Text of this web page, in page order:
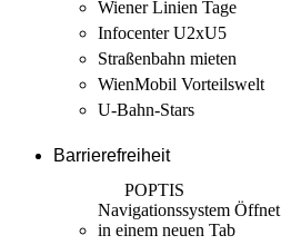
Wiener Linien Tage
Infocenter U2xU5
Straßenbahn mieten
WienMobil Vorteilswelt
U-Bahn-Stars
Barrierefreiheit
POPTIS
Navigationssystem Öffnet
in einem neuen Tab